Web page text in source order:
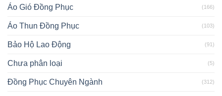
Áo Gió Đồng Phục (166)
Áo Thun Đồng Phục (103)
Bảo Hộ Lao Động (91)
Chưa phân loại (5)
Đồng Phục Chuyên Ngành (312)